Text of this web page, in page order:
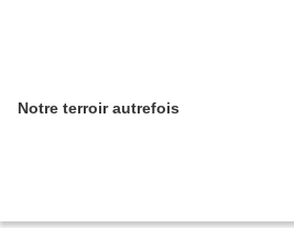
Notre terroir autrefois